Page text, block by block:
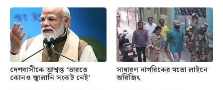
দেশবাসীকে আশ্বস্ত ‘ভারতে
কোনও জ্বালানি সংকট নেই’
সাধারণ নাগরিকের মতো লাইনে
অরিজিৎ